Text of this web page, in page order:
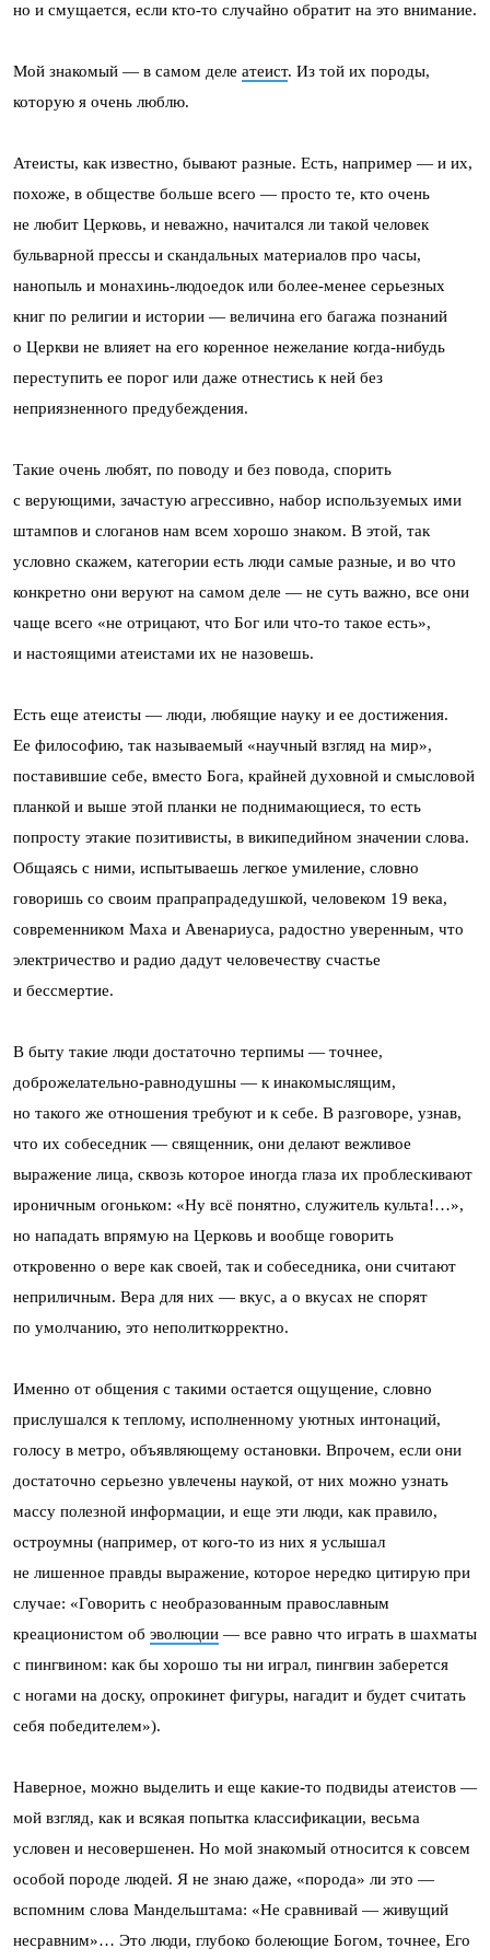
но и смущается, если кто-то случайно обратит на это внимание.
Мой знакомый — в самом деле атеист. Из той их породы,
которую я очень люблю.
Атеисты, как известно, бывают разные. Есть, например — и их,
похоже, в обществе больше всего — просто те, кто очень
не любит Церковь, и неважно, начитался ли такой человек
бульварной прессы и скандальных материалов про часы,
нанопыль и монахинь-людоедок или более-менее серьезных
книг по религии и истории — величина его багажа познаний
о Церкви не влияет на его коренное нежелание когда-нибудь
переступить ее порог или даже отнестись к ней без
неприязненного предубеждения.
Такие очень любят, по поводу и без повода, спорить
с верующими, зачастую агрессивно, набор используемых ими
штампов и слоганов нам всем хорошо знаком. В этой, так
условно скажем, категории есть люди самые разные, и во что
конкретно они веруют на самом деле — не суть важно, все они
чаще всего «не отрицают, что Бог или что-то такое есть»,
и настоящими атеистами их не назовешь.
Есть еще атеисты — люди, любящие науку и ее достижения.
Ее философию, так называемый «научный взгляд на мир»,
поставившие себе, вместо Бога, крайней духовной и смысловой
планкой и выше этой планки не поднимающиеся, то есть
попросту этакие позитивисты, в википедийном значении слова.
Общаясь с ними, испытываешь легкое умиление, словно
говоришь со своим прапрапрадедушкой, человеком 19 века,
современником Маха и Авенариуса, радостно уверенным, что
электричество и радио дадут человечеству счастье
и бессмертие.
В быту такие люди достаточно терпимы — точнее,
доброжелательно-равнодушны — к инакомыслящим,
но такого же отношения требуют и к себе. В разговоре, узнав,
что их собеседник — священник, они делают вежливое
выражение лица, сквозь которое иногда глаза их проблескивают
ироничным огоньком: «Ну всё понятно, служитель культа!…»,
но нападать впрямую на Церковь и вообще говорить
откровенно о вере как своей, так и собеседника, они считают
неприличным. Вера для них — вкус, а о вкусах не спорят
по умолчанию, это неполиткорректно.
Именно от общения с такими остается ощущение, словно
прислушался к теплому, исполненному уютных интонаций,
голосу в метро, объявляющему остановки. Впрочем, если они
достаточно серьезно увлечены наукой, от них можно узнать
массу полезной информации, и еще эти люди, как правило,
остроумны (например, от кого-то из них я услышал
не лишенное правды выражение, которое нередко цитирую при
случае: «Говорить с необразованным православным
креационистом об эволюции — все равно что играть в шахматы
с пингвином: как бы хорошо ты ни играл, пингвин заберется
с ногами на доску, опрокинет фигуры, нагадит и будет считать
себя победителем»).
Наверное, можно выделить и еще какие-то подвиды атеистов —
мой взгляд, как и всякая попытка классификации, весьма
условен и несовершенен. Но мой знакомый относится к совсем
особой породе людей. Я не знаю даже, «порода» ли это —
вспомним слова Мандельштама: «Не сравнивай — живущий
несравним»… Это люди, глубоко болеющие Богом, точнее, Его